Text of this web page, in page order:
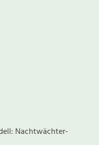
Nachtwächter-